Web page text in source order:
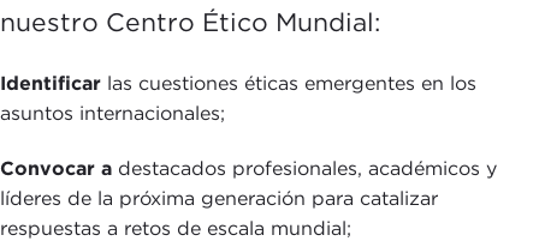
nuestro Centro Ético Mundial:
Identificar las cuestiones éticas emergentes en los
asuntos internacionales;
Convocar a destacados profesionales, académicos y
líderes de la próxima generación para catalizar
respuestas a retos de escala mundial;